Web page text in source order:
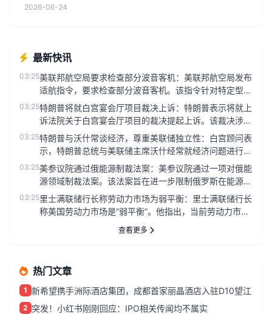
2026-06-24
最新快讯
03:25美联邦航空局要求检查部分波音客机：美联邦航空局发布
适航指令，要求检查部分波音客机。该指令针对特定型号
的波音客机，涉及数量...
03:25特朗普将就白宫宴会厅项目裁决上诉：特朗普表示将就上
诉法院关于白宫宴会厅项目的裁决提起上诉。该裁决涉及
白宫宴会厅的改建计划...
03:25特朗普与沃什常谈经济，尊重美联储独立性：白宫顾问表
示，特朗普总统与美联储主席沃什经常就经济问题进行交
流，总统对美联储的独...
03:25美参议院通过俄能源制裁法案：美参议院通过一项对俄能
源领域制裁法案。该法案旨在进一步限制俄罗斯在能源领
域的经济活动，以回应...
03:25里士满联储行长称劳动力市场为弱平衡：里士满联储行长
称美国劳动力市场是“弱平衡”。他指出，当前劳动力市场
处于一种微妙的平衡...
查看更多
热门文章
1 新希望携手洲际酒店集团，成都首家丽晶酒店入驻D10望江
2 突发！小红书刚刚回应：IPO相关传闻均不属实